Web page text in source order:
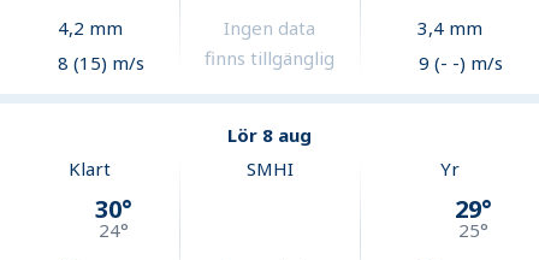
4,2 mm
8 (15) m/s
Ingen data
finns tillgänglig
3,4mm
9 (- -) m/s
Lör 8 aug
Klart
30°
24°
SMHI Yr
29°
25°